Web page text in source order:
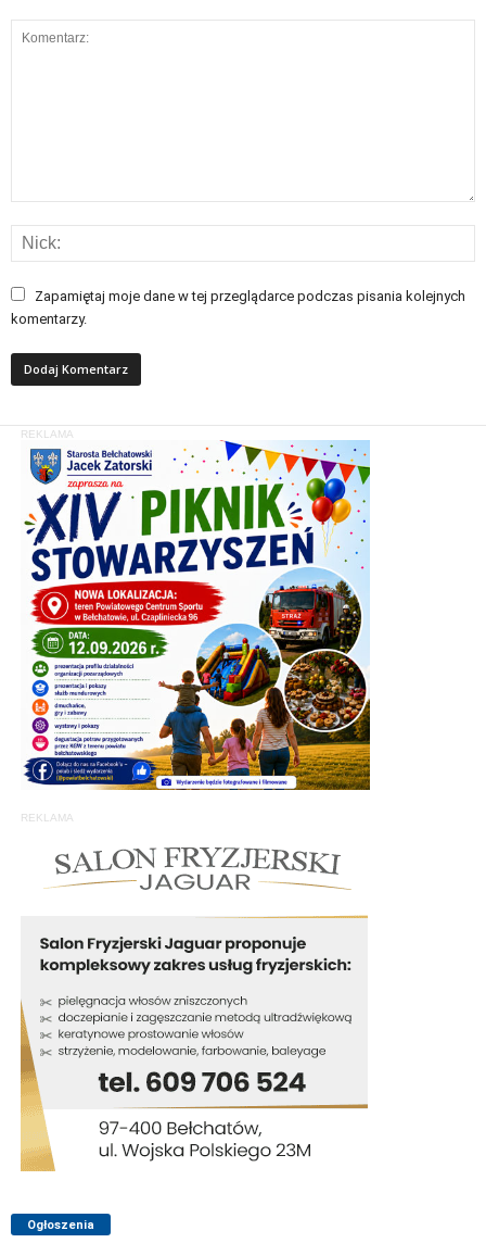
Zapamiętaj moje dane w tej przeglądarce podczas pisania kolejnych
komentarzy.
REKLAMA
REKLAMA
Ogłoszenia